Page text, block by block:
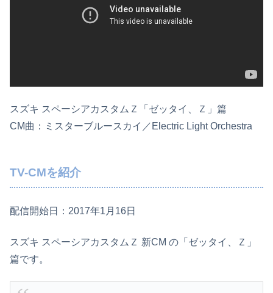
スズキ スペーシアカスタムＺ「ゼッタイ、Ｚ」篇
CM曲：ミスターブルースカイ／Electric Light Orchestra
TV-CMを紹介
配信開始日：2017年1月16日
スズキ スペーシアカスタムＺ 新CM の「ゼッタイ、Ｚ」
篇です。